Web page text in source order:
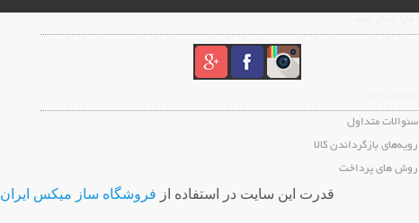
سئوالات متداول
رویه‌های بازگرداندن کالا
روش های پرداخت
قدرت اين سايت در استفاده از فروشگاه ساز ميکس ايران